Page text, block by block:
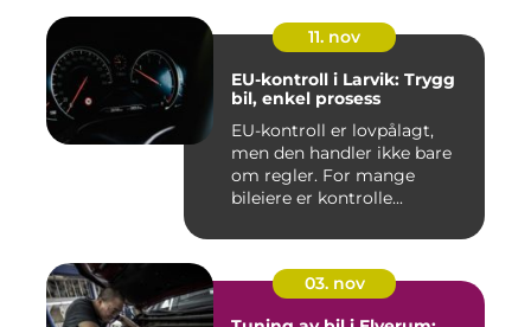
11. nov
EU-kontroll i Larvik: Trygg
bil, enkel prosess
EU-kontroll er lovpålagt,
men den handler ikke bare
om regler. For mange
bileiere er kontrolle...
03. nov